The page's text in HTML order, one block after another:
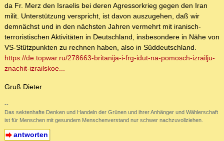
da Fr. Merz den Israelis bei deren Agressorkrieg gegen den Iran
milit. Unterstützung verspricht, ist davon auszugehen, daß wir
demnächst und in den nächsten Jahren vermehrt mit iranisch-
terroristischen Aktivitäten in Deutschland, insbesondere in Nähe von
VS-Stützpunkten zu rechnen haben, also in Süddeutschland.
https://de.topwar.ru/278663-britanija-i-frg-idut-na-pomosch-izrailju-
znachit-izrailskoe...
Gruß Dieter
--
Das sektenhafte Denken und Handeln der Grünen und ihrer Anhänger und Wählerschaft
ist für Menschen mit gesundem Menschenverstand nur schwer nachzuvollziehen.
antworten